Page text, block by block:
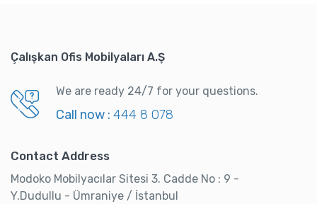
Çalışkan Ofis Mobilyaları A.Ş
We are ready 24/7 for your questions.
Call now : 444 8 078
Contact Address
Modoko Mobilyacılar Sitesi 3. Cadde No : 9 -
Y.Dudullu - Ümraniye / İstanbul